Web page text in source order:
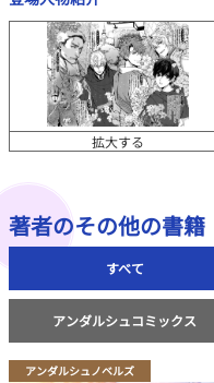
拡大する
著者のその他の書籍
すべて
アンダルシュコミックス
アンダルシュノベルズ